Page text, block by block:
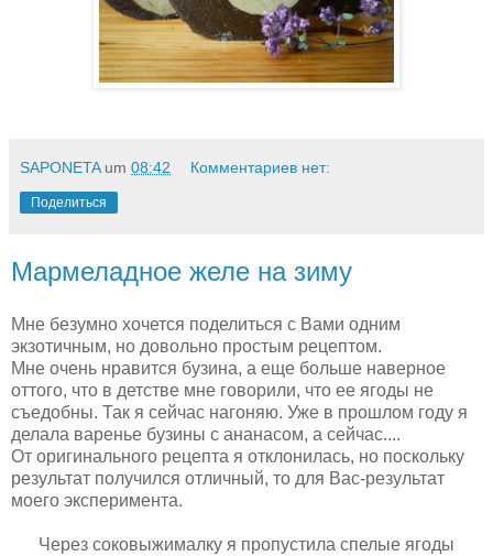
SAPONETA um 08:42 Комментариев нет:
Поделиться
Мармеладное желе на зиму
Мне безумно хочется поделиться с Вами одним
экзотичным, но довольно простым рецептом.
Мне очень нравится бузина, а еще больше наверное
оттого, что в детстве мне говорили, что ее ягоды не
съедобны. Так я сейчас нагоняю. Уже в прошлом году я
делала варенье бузины с ананасом, а сейчас....
От оригинального рецепта я отклонилась, но поскольку
результат получился отличный, то для Вас-результат
моего эксперимента.
Через соковыжималку я пропустила спелые ягоды